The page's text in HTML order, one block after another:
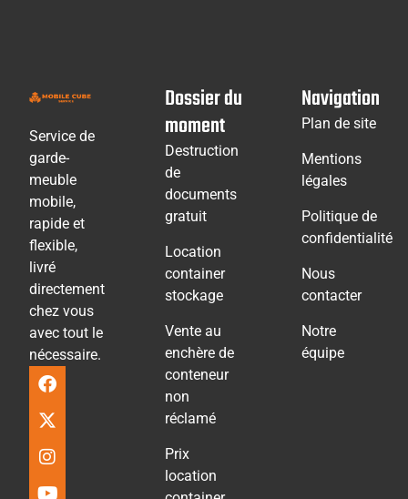
Service de
garde-
meuble
mobile,
rapide et
flexible,
livré
directement
chez vous
avec tout le
nécessaire.
Dossier du
moment
Destruction
de
documents
gratuit
Location
container
stockage
Vente au
enchère de
conteneur
non
réclamé
Prix
location
Navigation
Plan de site
Mentions
légales
Politique de
confidentialité
Nous
contacter
Notre
équipe